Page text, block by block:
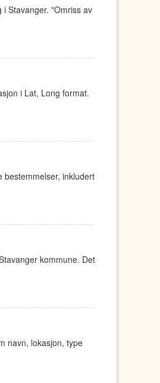
Stavanger. "Omriss av
i Lat, Long format.
bestemmelser, inkludert
kommune. Det
navn, lokasjon, type